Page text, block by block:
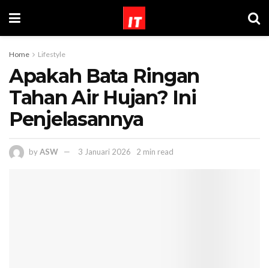
Home Lifestyle
Apakah Bata Ringan
Tahan Air Hujan? Ini
Penjelasannya
byASW 3 Januari 2026 2 min read